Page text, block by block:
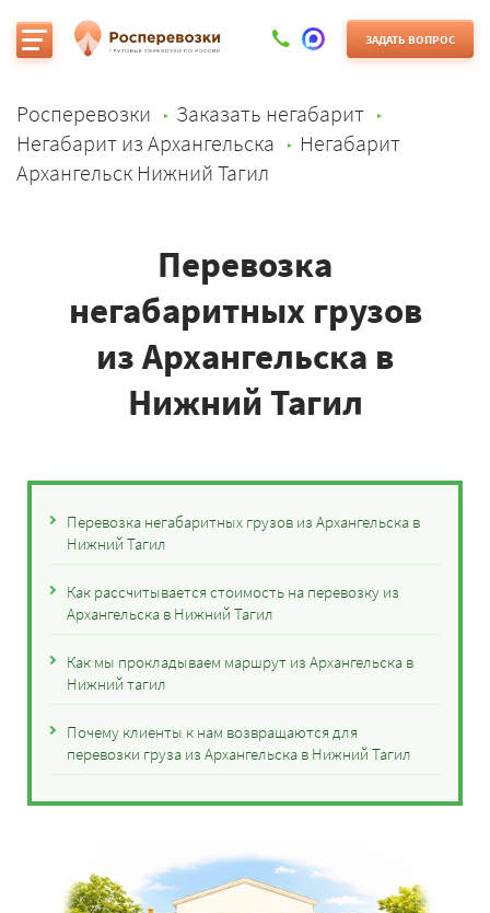
ЗАДАТЬ ВОПРОС
Росперевозки
Заказать негабарит
Негабарит из Архангельска
Негабарит
Архангельск Нижний Тагил
Перевозка
негабаритных грузов
из Архангельска в
Нижний Тагил
Перевозка негабаритных грузов из Архангельска в
Нижний Тагил
Как рассчитывается стоимость на перевозку из
Архангельска в Нижний Тагил
Как мы прокладываем маршрут из Архангельска в
Нижний тагил
Почему клиенты к нам возвращаются для
перевозки груза из Архангельска в Нижний Тагил